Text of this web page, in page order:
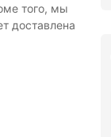
того, мы
доставлена